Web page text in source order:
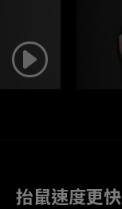
抬鼠速度更快